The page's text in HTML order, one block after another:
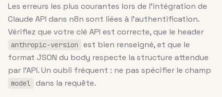
Les erreurs les plus courantes lors de l’intégration de
Claude API dans n8n sont liées à l’authentification.
Vérifiez que votre clé API est correcte, que le header
anthropic-version
est bien renseigné, et que le
format JSON du body respecte la structure attendue
par l’API. Un oubli fréquent : ne pas spécifier le champ
model dans la requête.